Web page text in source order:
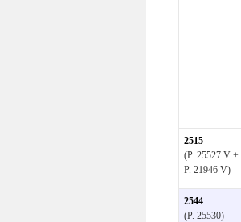
2515
(P. 25527 V +
P. 21946 V)
2544
(P. 25530)